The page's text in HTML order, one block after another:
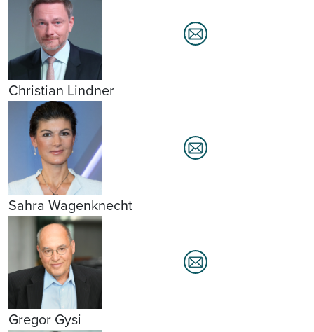
Christian Lindner
Sahra Wagenknecht
Gregor Gysi